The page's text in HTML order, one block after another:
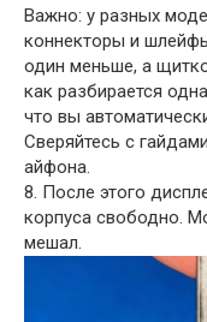
Важно: у разных
коннекторы и
один меньше, а
как разбирается
что вы
Сверяйтесь с
айфона.
8. После этого
корпуса свободно.
мешал.